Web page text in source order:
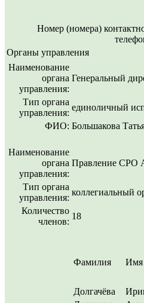
Номер (номера)
Органы управления
Наименование
органа
управления:
Генеральный
Тип органа
управления:
единоличный
ФИО: Большакова
Наименование
органа
управления:
Правление СРО
Тип органа
управления:
коллегиальный
Количество
членов:
18
Фамилия Имя
Долгачёва